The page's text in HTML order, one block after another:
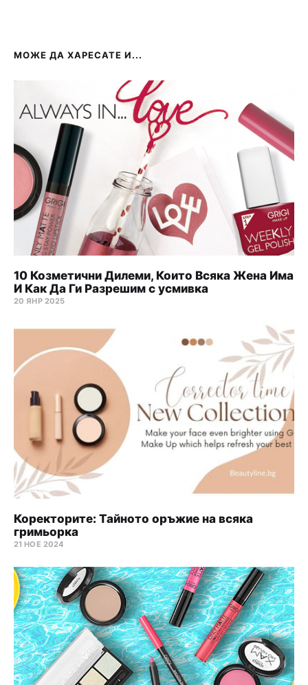
МОЖЕ ДА ХАРЕСАТЕ И...
10 Козметични Дилеми, Които Всяка Жена Има
И Как Да Ги Разрешим с усмивка
20 ЯНР 2025
Коректорите: Тайното оръжие на всяка
гримьорка
21 НОЕ 2024